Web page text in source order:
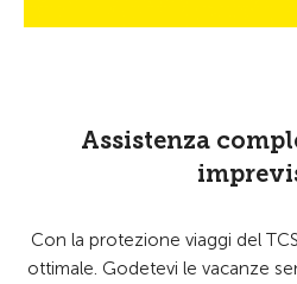
Assistenza
Con la protezione viaggi del
ottimale. Godetevi le vacanze